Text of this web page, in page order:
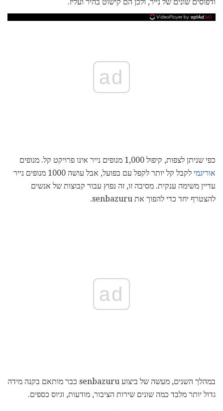
ודפוסים שונים של נייר, ולכן הם קישוט בהיר ועליז.
ad
כפי שניתן לצפות, קיפול 1,000 מנופים נייר אינו פרויקט קל. מנופים
אוריגמי
לקבל קל יותר לקפל עם בפועל, אבל עושה 1000 מנופים נייר
עדיין משימה ענקית. מסיבה זו, זה נפוץ עבור קבוצות של אנשים
להצטרף יחד כדי להפוך את senbazuru.
ad
במהלך השנים, מעשה של ביצוע senbazuru כבר מותאם בקנה מידה
גדול יותר מלבד כמה שונים שירות הציבור, מודעות, וגיוס כספים.